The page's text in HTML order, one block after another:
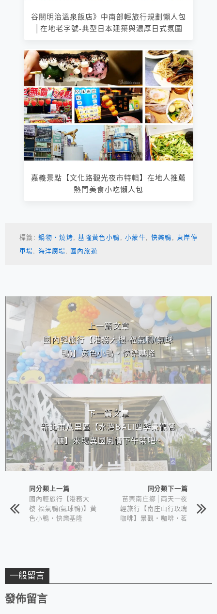
谷關明治溫泉飯店》中南部輕旅行規劃懶人包
│在地老字號-典型日本建築與濃厚日式氛圍
嘉義景點【文化路觀光夜市特輯】在地人推薦
熱門美食小吃懶人包
標籤:鍋物‧燒烤,基隆黃色小鴨 ,小蒙牛, 快樂鴨 ,東岸停
車場, 海洋廣場, 國內旅遊
相連文章
上一篇文章
國內輕旅行【港務大樓-福氣鴨(氣球
鴨)】黃色小鴨‧快樂基隆
下一篇文章
新北市八里區【水灣BALI四季景觀餐
廳】來場異國風情下午茶吧~
同分類上一篇
國內輕旅行【港務大
樓-福氣鴨(氣球鴨)】黃
色小鴨‧快樂基隆
同分類下一篇
苗栗南庄鄉│兩天一夜
輕旅行【南庄山行玫瑰
咖啡】景觀‧咖啡‧茗
一般留言
發佈留言